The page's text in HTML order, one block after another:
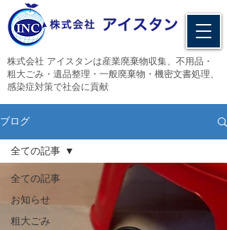
​株式会社 アイスタンは産業廃棄物収集、不用品・
粗大ごみ・遺品整理・一般廃棄物・機密文書処理、
感染症対策で社会に貢献
ブログ
全ての記事
お知らせ
粗大ごみ
全ての記事